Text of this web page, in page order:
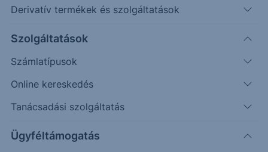
Derivatív termékek és szolgáltatások
Szolgáltatások
Számlatípusok
Online kereskedés
Tanácsadási szolgáltatás
Ügyféltámogatás